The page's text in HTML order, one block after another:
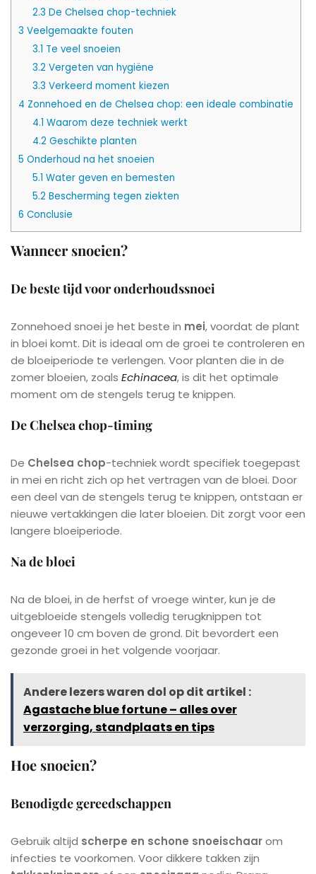
2.3 De Chelsea chop-techniek
3 Veelgemaakte fouten
3.1 Te veel snoeien
3.2 Vergeten van hygiëne
3.3 Verkeerd moment kiezen
4 Zonnehoed en de Chelsea chop: een ideale combinatie
4.1 Waarom deze techniek werkt
4.2 Geschikte planten
5 Onderhoud na het snoeien
5.1 Water geven en bemesten
5.2 Bescherming tegen ziekten
6 Conclusie
Wanneer snoeien?
De beste tijd voor onderhoudssnoei
Zonnehoed snoei je het beste in mei, voordat de plant
in bloei komt. Dit is ideaal om de groei te controleren en
de bloeiperiode te verlengen. Voor planten die in de
zomer bloeien, zoals Echinacea, is dit het optimale
moment om de stengels terug te knippen.
De Chelsea chop-timing
De Chelsea chop-techniek wordt specifiek toegepast
in mei en richt zich op het vertragen van de bloei. Door
een deel van de stengels terug te knippen, ontstaan er
nieuwe vertakkingen die later bloeien. Dit zorgt voor een
langere bloeiperiode.
Na de bloei
Na de bloei, in de herfst of vroege winter, kun je de
uitgebloeide stengels volledig terugknippen tot
ongeveer 10 cm boven de grond. Dit bevordert een
gezonde groei in het volgende voorjaar.
Andere lezers waren dol op dit artikel :
Agastache blue fortune – alles over
verzorging, standplaats en tips
Hoe snoeien?
Benodigde gereedschappen
Gebruik altijd scherpe en schone snoeischaarom
infecties te voorkomen. Voor dikkere takken zijn